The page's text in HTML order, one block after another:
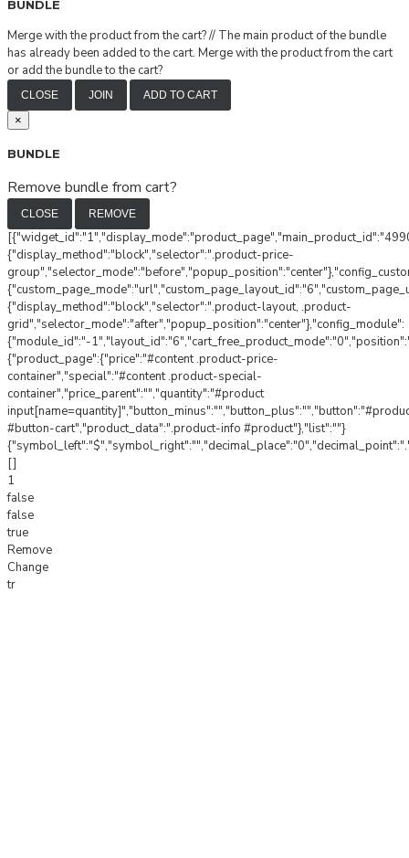
BUNDLE
Merge with the product from the cart?// The main product of the bundle
has already been added to the cart. Merge with the product from the cart
or add the bundle to the cart?
CLOSE JOIN ADD TO CART
×
BUNDLE
Remove bundle from cart?
CLOSE REMOVE
{"display_method":"block","selector":".product-price-
{"display_method":"block","selector":".product-layout, .product-
grid","selector_mode":"after","popup_position":"center"},"config_module":
{"module_id":"-
{"product_page":{"price":"#content .product-price-
container","special":"#content .product-special-
container","price_parent":"","quantity":"#product
#button-cart","product_data":".product-info #product"},"list":""}
[]
1
false
false
true
Remove
Change
tr